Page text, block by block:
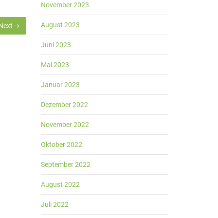
November 2023
August 2023
Juni 2023
Mai 2023
Januar 2023
Dezember 2022
November 2022
Oktober 2022
September 2022
August 2022
Juli 2022